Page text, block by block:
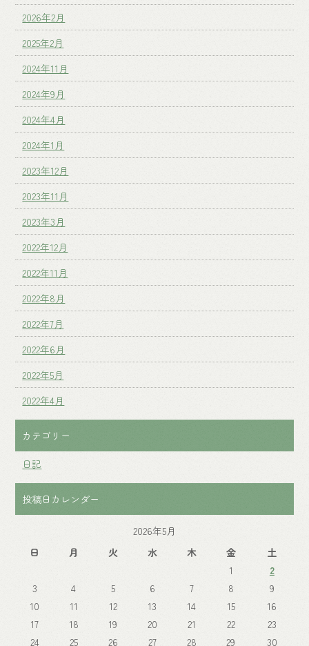
2026年2月
2025年2月
2024年11月
2024年9月
2024年4月
2024年1月
2023年12月
2023年11月
2023年3月
2022年12月
2022年11月
2022年8月
2022年7月
2022年6月
2022年5月
2022年4月
カテゴリー
日記
投稿日カレンダー
2026年5月
日
月 火 水 木 金
土
1
2
3
4 5 6 7 8
9
10
11 12 13 14 15
16
17
18 19 20 21 22
23
24
25 26 27 28 29 30